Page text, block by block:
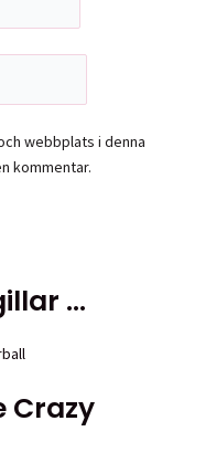
webbplats i denna
kommentar.
…
Crazy